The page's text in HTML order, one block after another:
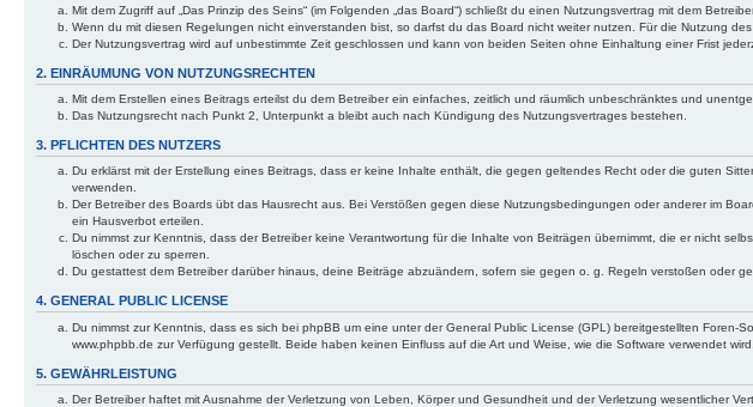
Mit dem Zugriff auf „Das Prinzip des Seins“ (im Folgenden „das Board“) schließt du einen Nutzungsvertrag mit dem
Wenn du mit diesen Regelungen nicht einverstanden bist, so darfst du das Board nicht weiter nutzen. Für die Nutzung
Der Nutzungsvertrag wird auf unbestimmte Zeit geschlossen und kann von beiden Seiten ohne Einhaltung einer Frist
2. EINRÄUMUNG VON NUTZUNGSRECHTEN
Mit dem Erstellen eines Beitrags erteilst du dem Betreiber ein einfaches, zeitlich und räumlich unbeschränktes und
Das Nutzungsrecht nach Punkt 2, Unterpunkt a bleibt auch nach Kündigung des Nutzungsvertrages bestehen.
3. PFLICHTEN DES NUTZERS
Du erklärst mit der Erstellung eines Beitrags, dass er keine Inhalte enthält, die gegen geltendes Recht oder die guten
verwenden.
Der Betreiber des Boards übt das Hausrecht aus. Bei Verstößen gegen diese Nutzungsbedingungen oder anderer im
ein Hausverbot erteilen.
Du nimmst zur Kenntnis, dass der Betreiber keine Verantwortung für die Inhalte von Beiträgen übernimmt, die er nicht
löschen oder zu sperren.
Du gestattest dem Betreiber darüber hinaus, deine Beiträge abzuändern, sofern sie gegen o. g. Regeln verstoßen oder
4. GENERAL PUBLIC LICENSE
Du nimmst zur Kenntnis, dass es sich bei phpBB um eine unter der General Public License (GPL) bereitgestellten
www.phpbb.de zur Verfügung gestellt. Beide haben keinen Einfluss auf die Art und Weise, wie die Software verwendet
5. GEWÄHRLEISTUNG
Der Betreiber haftet mit Ausnahme der Verletzung von Leben, Körper und Gesundheit und der Verletzung wesentlicher